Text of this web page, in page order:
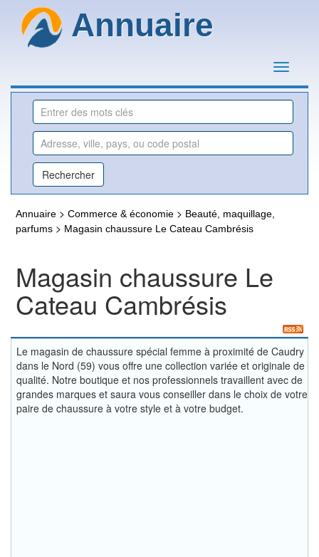
Annuaire
Annuaire > Commerce & économie > Beauté, maquillage,
parfums > Magasin chaussure Le Cateau Cambrésis
Magasin chaussure Le
Cateau Cambrésis
Le magasin de chaussure spécial femme à proximité de Caudry
dans le Nord (59) vous offre une collection variée et originale de
qualité. Notre boutique et nos professionnels travaillent avec de
grandes marques et saura vous conseiller dans le choix de votre
paire de chaussure à votre style et à votre budget.